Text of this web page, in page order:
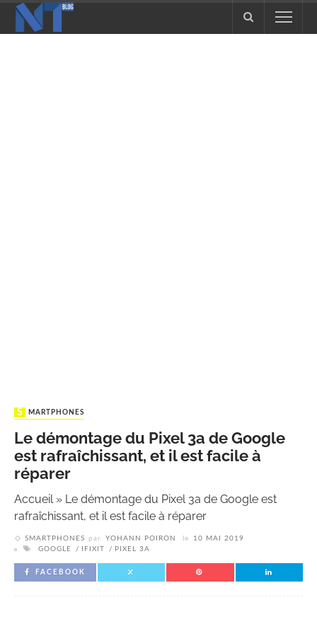
SMARTPHONES
Le démontage du Pixel 3a de Google
est rafraîchissant, et il est facile à
réparer
Accueil» Le démontage du Pixel 3a de Google est
rafraîchissant, et il est facile à réparer
SMARTPHONES par YOHANN POIRON le
10 MAI 2019
GOOGLE
IFIXIT PIXEL 3A
FACEBOOK